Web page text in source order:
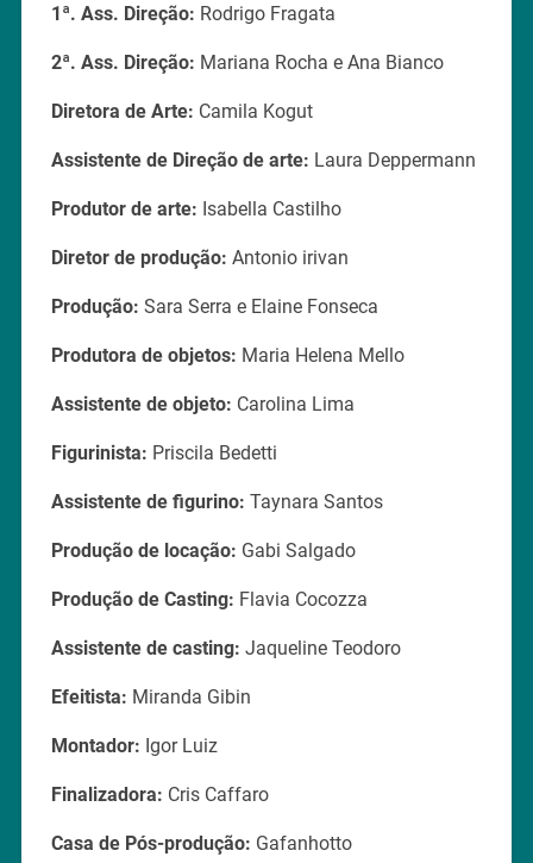
1ª. Ass. Direção: Rodrigo Fragata
2ª. Ass. Direção: Mariana Rocha e Ana Bianco
Diretora de Arte: Camila Kogut
Assistente de Direção de arte: Laura Deppermann
Produtor de arte: Isabella Castilho
Diretor de produção: Antonio irivan
Produção: Sara Serra e Elaine Fonseca
Produtora de objetos: Maria Helena Mello
Assistente de objeto: Carolina Lima
Figurinista: Priscila Bedetti
Assistente de figurino: Taynara Santos
Produção de locação: Gabi Salgado
Produção de Casting: Flavia Cocozza
Assistente de casting: Jaqueline Teodoro
Efeitista: Miranda Gibin
Montador: Igor Luiz
Finalizadora: Cris Caffaro
Casa de Pós-produção: Gafanhotto